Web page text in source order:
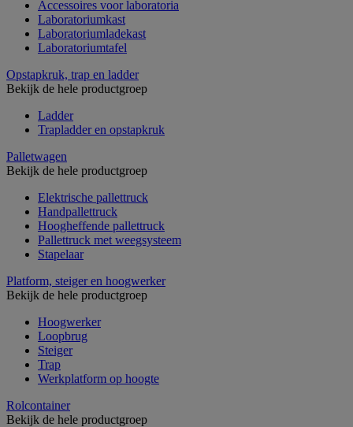
Accessoires voor laboratoria
Laboratoriumkast
Laboratoriumladekast
Laboratoriumtafel
Opstapkruk, trap en ladder
Bekijk de hele productgroep
Ladder
Trapladder en opstapkruk
Palletwagen
Bekijk de hele productgroep
Elektrische pallettruck
Handpallettruck
Hoogheffende pallettruck
Pallettruck met weegsysteem
Stapelaar
Platform, steiger en hoogwerker
Bekijk de hele productgroep
Hoogwerker
Loopbrug
Steiger
Trap
Werkplatform op hoogte
Rolcontainer
Bekijk de hele productgroep